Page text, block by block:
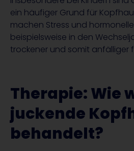
ein häufiger Grund für
machen Stress und
beispielsweise in den
trockener und somit anfälliger
Therapie: Wie
juckende
behandelt?